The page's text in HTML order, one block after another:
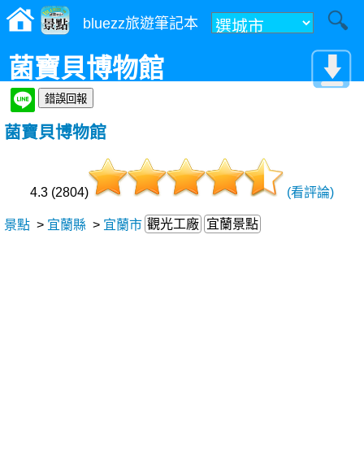
bluezz旅遊筆記本
菌寶貝博物館
菌寶貝博物館
4.3 (2804) (看評論)
景點 > 宜蘭縣 > 宜蘭市 觀光工廠 宜蘭景點